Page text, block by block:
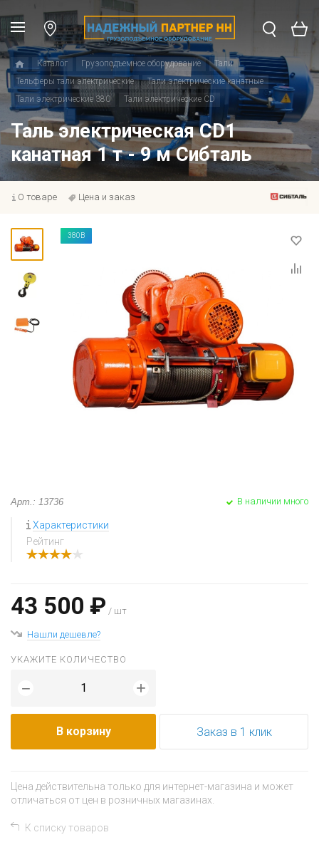
Каталог Грузоподъемное оборудование
Тали
Тельферы тали электрические
Тали электрические канатные
Тали электрические 380
Тали электрические CD
Таль электрическая CD1
канатная 1 т - 9 м Сибталь
О товаре Цена и заказ
380В
Арт.: 13736 В наличии много
Характеристики
Рейтинг
43 500 ₽ / шт
Нашли дешевле?
УКАЖИТЕ КОЛИЧЕСТВО
− +
В корзину Заказ в 1 клик
Цена действительна только для интернет-магазина и может
отличаться от цен в розничных магазинах.
К списку товаров